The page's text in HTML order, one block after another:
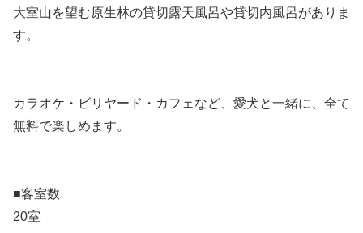
大室山を望む原生林の貸切露天風呂や貸切内風呂がありま
す。
カラオケ・ビリヤード・カフェなど、愛犬と一緒に、全て
無料で楽しめます。
■客室数
20室